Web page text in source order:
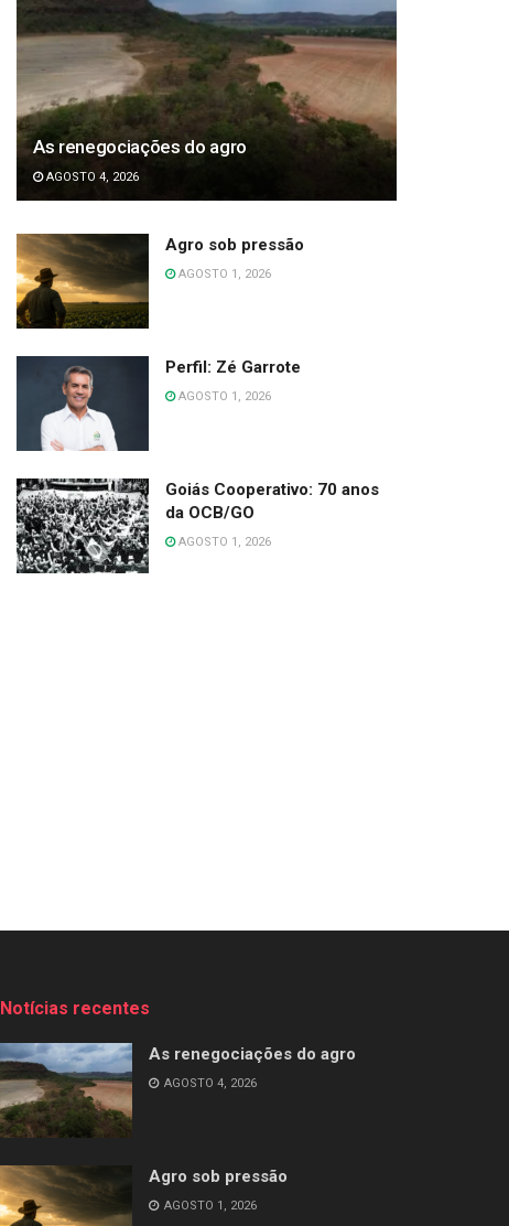
As renegociações do agro
AGOSTO 4, 2026
Agro sob pressão
AGOSTO 1, 2026
Perfil: Zé Garrote
AGOSTO 1, 2026
Goiás Cooperativo: 70 anos
da OCB/GO
AGOSTO 1, 2026
Notícias recentes
As renegociações do agro
AGOSTO 4, 2026
Agro sob pressão
AGOSTO 1, 2026